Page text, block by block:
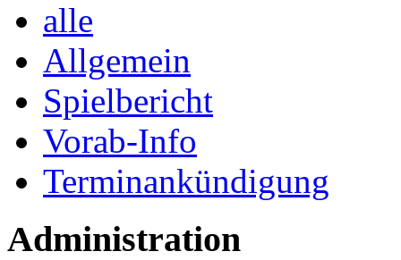
alle
Allgemein
Spielbericht
Vorab-Info
Terminankündigung
Administration